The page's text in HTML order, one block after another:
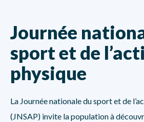
Journée
sport et de
physique
La Journée nationale du sport et de
(JNSAP) invite la population à